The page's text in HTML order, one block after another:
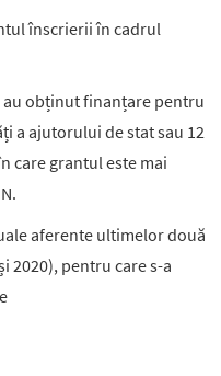
înscrierii în cadrul
obținut finanțare pentru
a ajutorului de stat sau 12
care grantul este mai
aferente ultimelor două
2020), pentru care s-a